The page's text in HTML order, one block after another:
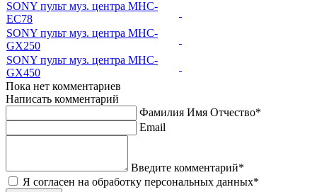
SONY пульт муз. центра MHC-
EC78
SONY пульт муз. центра MHC-
GX250
SONY пульт муз. центра MHC-
GX450
Пока нет комментариев
Написать комментарий
Фамилия Имя Отчество*
Email
Введите комментарий*
Я согласен на обработку персональных данных*